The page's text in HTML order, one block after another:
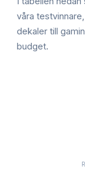
våra
dekaler till
budget.